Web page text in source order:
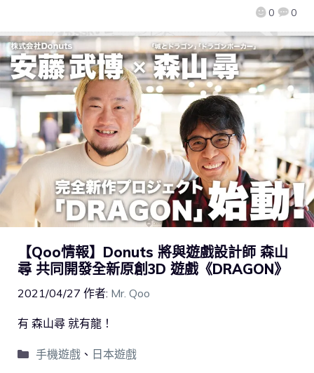
0 0
【Qoo情報】Donuts 將與遊戲設計師 森山
尋 共同開發全新原創3D 遊戲《DRAGON》
2021/04/27 作者: Mr. Qoo
有 森山尋 就有龍！
手機遊戲、 日本遊戲